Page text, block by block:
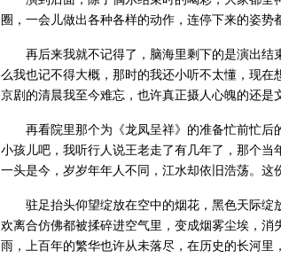
圈，一会儿做出各种各样的动作，连停下来的姿
再后来我就不记得了，脑海里剩下的是演出结
么我也记不得大概，那时的我还小听不太懂，现
京剧的清晨我至今难忘，也许真正摄人心魄的还是
再看院里那个为《龙凤呈祥》的准备忙前忙后
小孩儿吧，我听行人说王老走了有几年了，那个
一头是今，岁岁年年人不同，江水却依旧浩荡。这
驻足抬头仰望绽放在空中的烟花，黑色天际绽
欢离合仿佛都被揉碎进空气里，变成烟雾尘埃，
雨，上百年的繁华也许从未落尽，在历史的长河